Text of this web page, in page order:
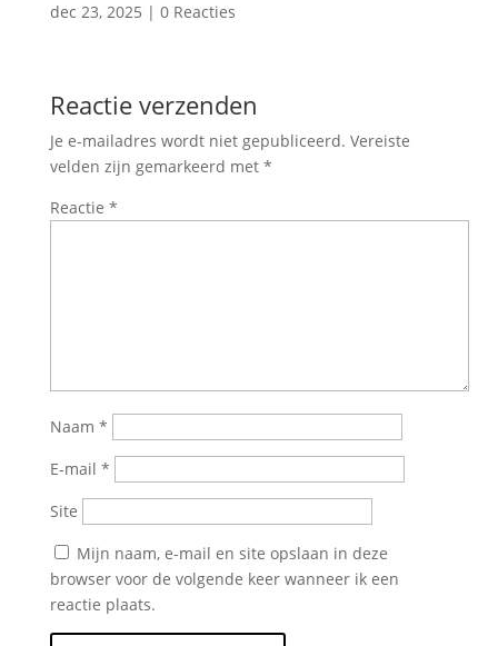
dec 23, 2025 | 0 Reacties
Reactie verzenden
Je e-mailadres wordt niet gepubliceerd. Vereiste
velden zijn gemarkeerd met *
Reactie *
Naam *
E-mail *
Site
Mijn naam, e-mail en site opslaan in deze
browser voor de volgende keer wanneer ik een
reactie plaats.